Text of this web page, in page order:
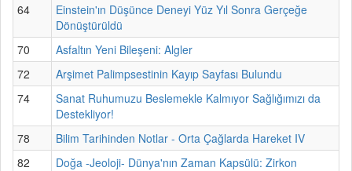
64
Einstein'ın Düşünce Deneyi Yüz Yıl Sonra Gerçeğe
Dönüştürüldü
70
Asfaltın Yeni Bileşeni: Algler
72
Arşimet Palimpsestinin Kayıp Sayfası Bulundu
74
Sanat Ruhumuzu Beslemekle Kalmıyor Sağlığımızı da
Destekliyor!
78
Bilim Tarihinden Notlar - Orta Çağlarda Hareket IV
82
Doğa -Jeoloji- Dünya'nın Zaman Kapsülü: Zirkon